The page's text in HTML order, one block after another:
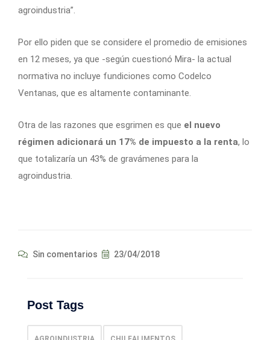
agroindustria”.
Por ello piden que se considere el promedio de emisiones
en 12 meses, ya que -según cuestionó Mira- la actual
normativa no incluye fundiciones como Codelco
Ventanas, que es altamente contaminante.
Otra de las razones que esgrimen es que el nuevo
régimen adicionará un 17% de impuesto a la renta, lo
que totalizaría un 43% de gravámenes para la
agroindustria.
Sin comentarios 23/04/2018
Post Tags